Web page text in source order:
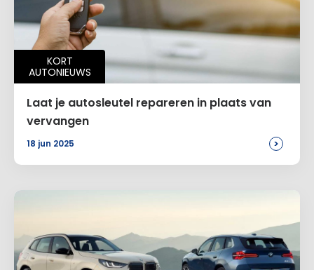
Naam*
E-mail*
Site
Voeg een reactie toe
KORT
AUTONIEUWS
Laat je autosleutel repareren in plaats van
vervangen
18 jun 2025 >